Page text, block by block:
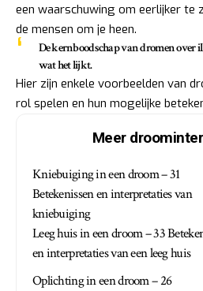
een waarschuwing om eerlijker te
de mensen om je heen.
De kernboodschap van dromen over
wat het lijkt.
Hier zijn enkele voorbeelden van
rol spelen en hun mogelijke
Meer
Kniebuiging in een droom – 31
Betekenissen en interpretaties van
kniebuiging
Leeg huis in een droom – 33
en interpretaties van een leeg huis
Oplichting in een droom – 26